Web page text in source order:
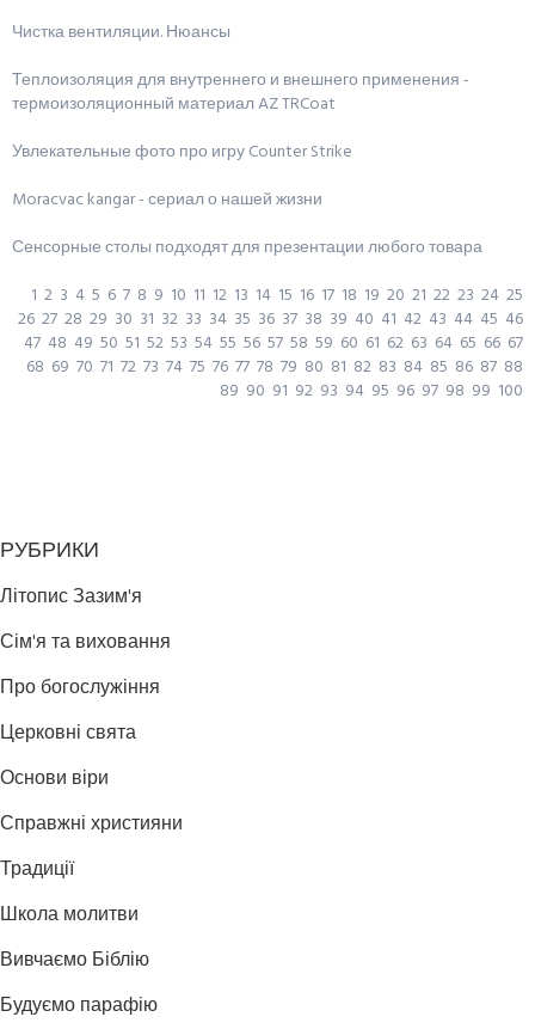
Чистка вентиляции. Нюансы
Теплоизоляция для внутреннего и внешнего применения -
термоизоляционный материал AZ TRCoat
Увлекательные фото про игру Counter Strike
Moracvac kangar - сериал о нашей жизни
Сенсорные столы подходят для презентации любого товара
1 2 3 4 5 6 7 8 9 10 11 12 13 14 15 16 17 18 19 20 21 22 23 24 25
26 27 28 29 30 31 32 33 34 35 36 37 38 39 40 41 42 43 44 45 46
47 48 49 50 51 52 53 54 55 56 57 58 59 60 61 62 63 64 65 66 67
68 69 70 71 72 73 74 75 76 77 78 79 80 81 82 83 84 85 86 87 88
89 90 91 92 93 94 95 96 97 98 99 100
РУБРИКИ
Літопис Зазим'я
Сім'я та виховання
Про богослужіння
Церковні свята
Основи віри
Справжні християни
Традиції
Школа молитви
Вивчаємо Біблію
Будуємо парафію